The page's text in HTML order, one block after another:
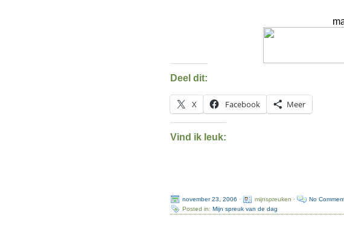
Deel dit:
X Facebook Meer
Vind ik leuk:
november 23, 2006 · mijnspreuken ·
No
Posted in:Mijn spreuk van de dag